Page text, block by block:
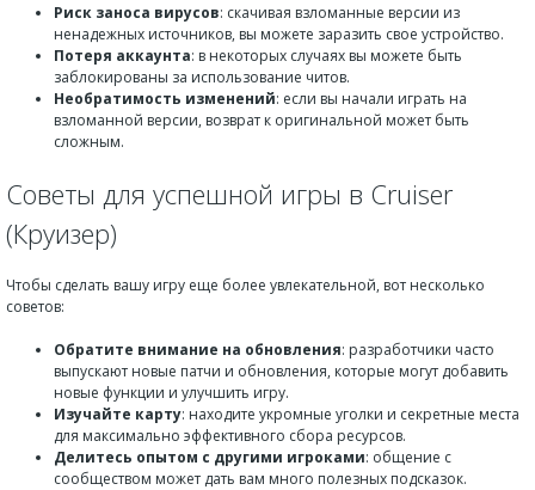
Риск заноса вирусов: скачивая взломанные версии из
ненадежных источников, вы можете заразить свое устройство.
Потеря аккаунта: в некоторых случаях вы можете быть
заблокированы за использование читов.
Необратимость изменений: если вы начали играть на
взломанной версии, возврат к оригинальной может быть
сложным.
Советы для успешной игры в Cruiser
(Круизер)
Чтобы сделать вашу игру еще более увлекательной, вот несколько
советов:
Обратите внимание на обновления: разработчики часто
выпускают новые патчи и обновления, которые могут добавить
новые функции и улучшить игру.
Изучайте карту: находите укромные уголки и секретные места
для максимально эффективного сбора ресурсов.
Делитесь опытом с другими игроками: общение с
сообществом может дать вам много полезных подсказок.